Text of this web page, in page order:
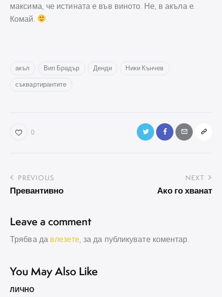
максима, че истината е във виното. Не, в акъла е.
Комай.
акъл Вип Брадър Денди
Ники Кънчев
съквартирантите
0
Навигация
PREVIOUS
Превантивно
NEXT
Ако го хванат
Leave a comment
Трябва да влезете, за да публикувате коментар.
You May Also Like
ЛИЧНО